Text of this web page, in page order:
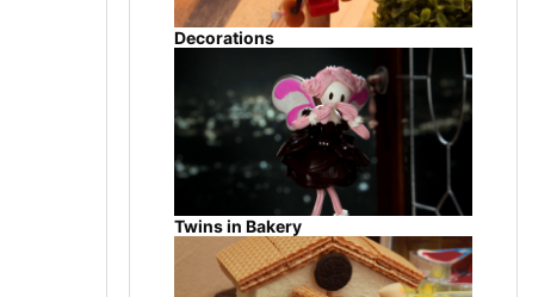
Decorations
Twins in Bakery